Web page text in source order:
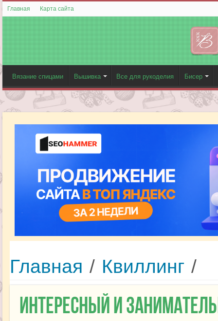
Главная Карта сайта
Вязание спицами Вышивка Все для рукоделия Бисер
Главная / Квиллинг /
Интересный и